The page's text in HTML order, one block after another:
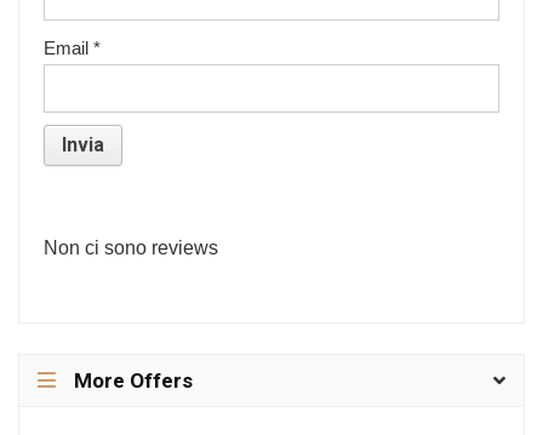
Email *
Non ci sono reviews
More Offers